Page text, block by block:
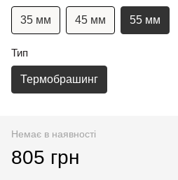
35 мм 45 мм 55 мм
Тип
Термобрашинг
Немає в наявності
805 грн